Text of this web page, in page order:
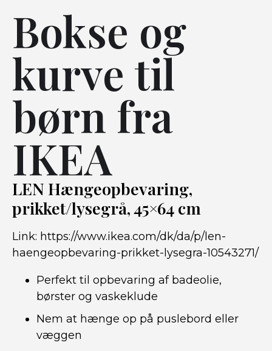
Bokse og
kurve til
børn fra
IKEA
LEN Hængeopbevaring,
prikket/lysegrå, 45×64 cm
Link: https://www.ikea.com/dk/da/p/len-
haengeopbevaring-prikket-lysegra-10543271/
Perfekt til opbevaring af badeolie,
børster og vaskeklude
Nem at hænge op på puslebord eller
væggen